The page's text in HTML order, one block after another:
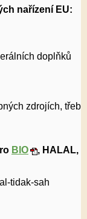
nařízení EU:
doplňků
zdrojích,
BIO
, HALAL,